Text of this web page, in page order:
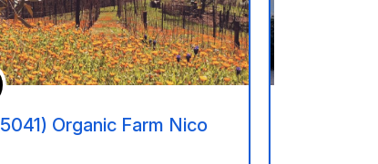
Organic Farm Nico